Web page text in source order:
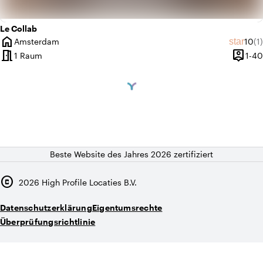
Le Collab
home
Ort
Amsterdam star10(1)
meeting_room1 Raum person_pin1-40
Beste Website des Jahres 2026 zertifiziert
copyright 2026 High Profile Locaties B.V.
DatenschutzerklärungEigentumsrechte
Überprüfungsrichtlinie